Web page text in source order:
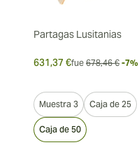
Partagas Lusitanias
631,37 €fue 678,46 € -7%
Muestra 3 Caja de 25
Caja de 50